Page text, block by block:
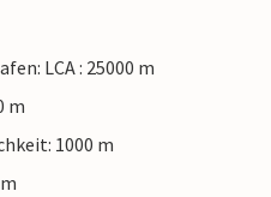
LCA : 25000 m
m
1000 m